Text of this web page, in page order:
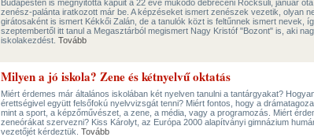
Budapesten is megnyitotta kapuit a 22 éve működő debreceni Rocksuli, január
zenész-palánta iratkozott már be. A képzéseket ismert zenészek vezetik, olyan
girátosaként is ismert Kékkői Zalán, de a tanulók közt is feltűnnek ismert nevek,
szeptembertől itt tanul a Megasztárból megismert Nagy Kristóf "Bozont" is, aki
iskolakezdést. Tovább
Milyen a jó iskola? Zene és kétnyelvű oktatás
Miért érdemes már általános iskolában két nyelven tanulni a tantárgyakat?
érettségivel együtt felsőfokú nyelvvizsgát tenni? Miért fontos, hogy a
mint a sport, a képzőművészet, a zene, a média, vagy a programozás. Miért
zeneórákat szervezni? Kiss Károlyt, az Európa 2000 alapítványi gimnázium
vezetőjét kérdeztük. Tovább